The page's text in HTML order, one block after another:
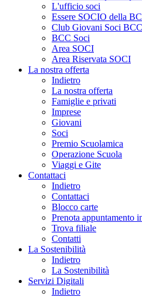
L'ufficio soci
Essere SOCIO della
Club Giovani Soci
BCC Soci
Area SOCI
Area Riservata SOCI
La nostra offerta
Indietro
La nostra offerta
Famiglie e privati
Imprese
Giovani
Soci
Premio Scuolamica
Operazione Scuola
Viaggi e Gite
Contattaci
Indietro
Contattaci
Blocco carte
Prenota appuntamento
Trova filiale
Contatti
La Sostenibilità
Indietro
La Sostenibilità
Servizi Digitali
Indietro